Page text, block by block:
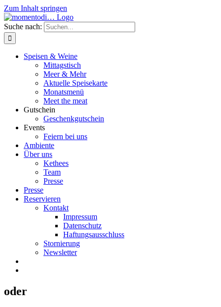
Zum Inhalt springen
Suche nach:
Speisen & Weine
Mittagstisch
Meer & Mehr
Aktuelle Speisekarte
Monatsmenü
Meet the meat
Gutschein
Geschenkgutschein
Events
Feiern bei uns
Ambiente
Über uns
Kethees
Team
Presse
Presse
Reservieren
Kontakt
Impressum
Datenschutz
Haftungsausschluss
Stornierung
Newsletter
oder